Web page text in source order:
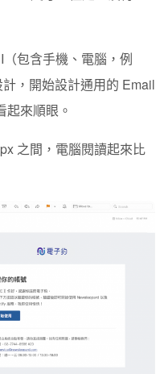
包含手機、電腦，例
，開始設計通用的 Email
起來順眼。
之間 ，電腦閱讀起來比